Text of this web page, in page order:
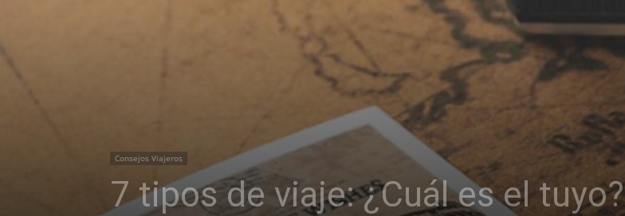
Consejos Viajeros
7 tipos de viaje: ¿Cuál es el tuyo?